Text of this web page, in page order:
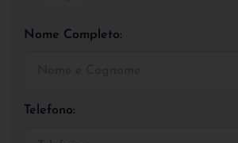
Nome Completo:
Telefono: